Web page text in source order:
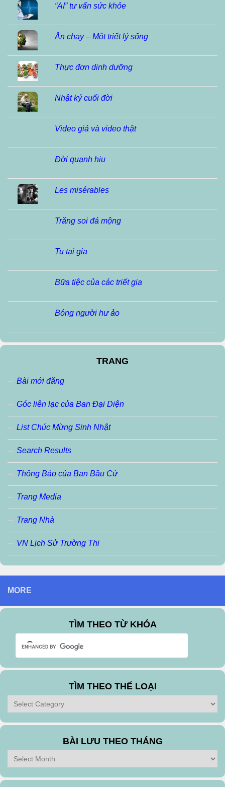
“AI” tư vấn sức khỏe
Ăn chay – Một triết lý sống
Thực đơn dinh dưỡng
Nhật ký cuối đời
Video giả và video thật
Đời quạnh hiu
Les misérables
Trăng soi đá mộng
Tu tại gia
Bữa tiệc của các triết gia
Bóng người hư ảo
TRANG
Bài mới đăng
Góc liên lạc của Ban Đại Diện
List Chúc Mừng Sinh Nhật
Search Results
Thông Báo của Ban Bầu Cử
Trang Media
Trang Nhà
VN Lịch Sử Trường Thi
MORE
TÌM THEO TỪ KHÓA
TÌM THEO THỂ LOẠI
Tìm
theo
Thể
BÀI LƯU THEO THÁNG
Bài
Lưu
Theo